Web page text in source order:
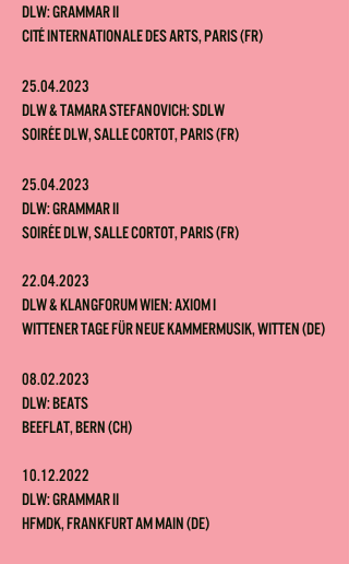
DLW: Grammar II
Cité internationale des arts, Paris (FR)
25.04.2023
DLW & Tamara Stefanovich: SDLW
Soirée DLW, Salle Cortot, Paris (FR)
25.04.2023
DLW: Grammar II
Soirée DLW, Salle Cortot, Paris (FR)
22.04.2023
DLW & Klangforum Wien: Axiom I
Wittener Tage für neue KammermusiK, Witten (DE)
08.02.2023
DLW: Beats
Beeflat,Bern (CH)
10.12.2022
DLW: Grammar II
HfMdK, Frankfurt am Main (DE)